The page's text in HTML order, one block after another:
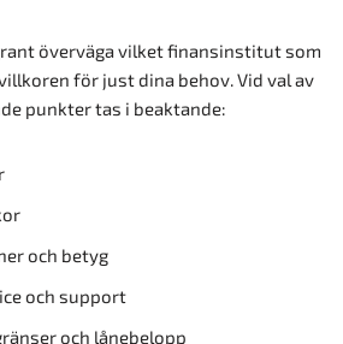
överväga vilket finansinstitut som
för just dina behov. Vid val av
punkter tas i beaktande:
och betyg
och support
och lånebelopp